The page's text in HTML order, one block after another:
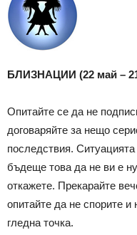
БЛИЗНАЦИИ (22 май –
Опитайте се да не
договаряйте за нещо
последствия.
бъдеще това да не ви е
откажете. Прекарайте
опитайте да не спорите
гледна точка.